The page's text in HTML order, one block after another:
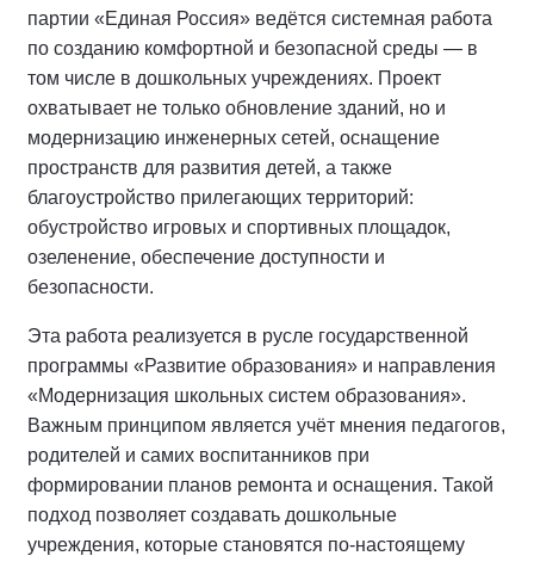
партии «Единая Россия» ведётся системная работа
по созданию комфортной и безопасной среды — в
том числе в дошкольных учреждениях. Проект
охватывает не только обновление зданий, но и
модернизацию инженерных сетей, оснащение
пространств для развития детей, а также
благоустройство прилегающих территорий:
обустройство игровых и спортивных площадок,
озеленение, обеспечение доступности и
безопасности.
Эта работа реализуется в русле государственной
программы «Развитие образования» и направления
«Модернизация школьных систем образования».
Важным принципом является учёт мнения педагогов,
родителей и самих воспитанников при
формировании планов ремонта и оснащения. Такой
подход позволяет создавать дошкольные
учреждения, которые становятся по-настоящему